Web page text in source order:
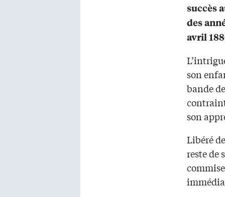
succès
des
avril
son
bande
contraint
son
Libéré
reste de